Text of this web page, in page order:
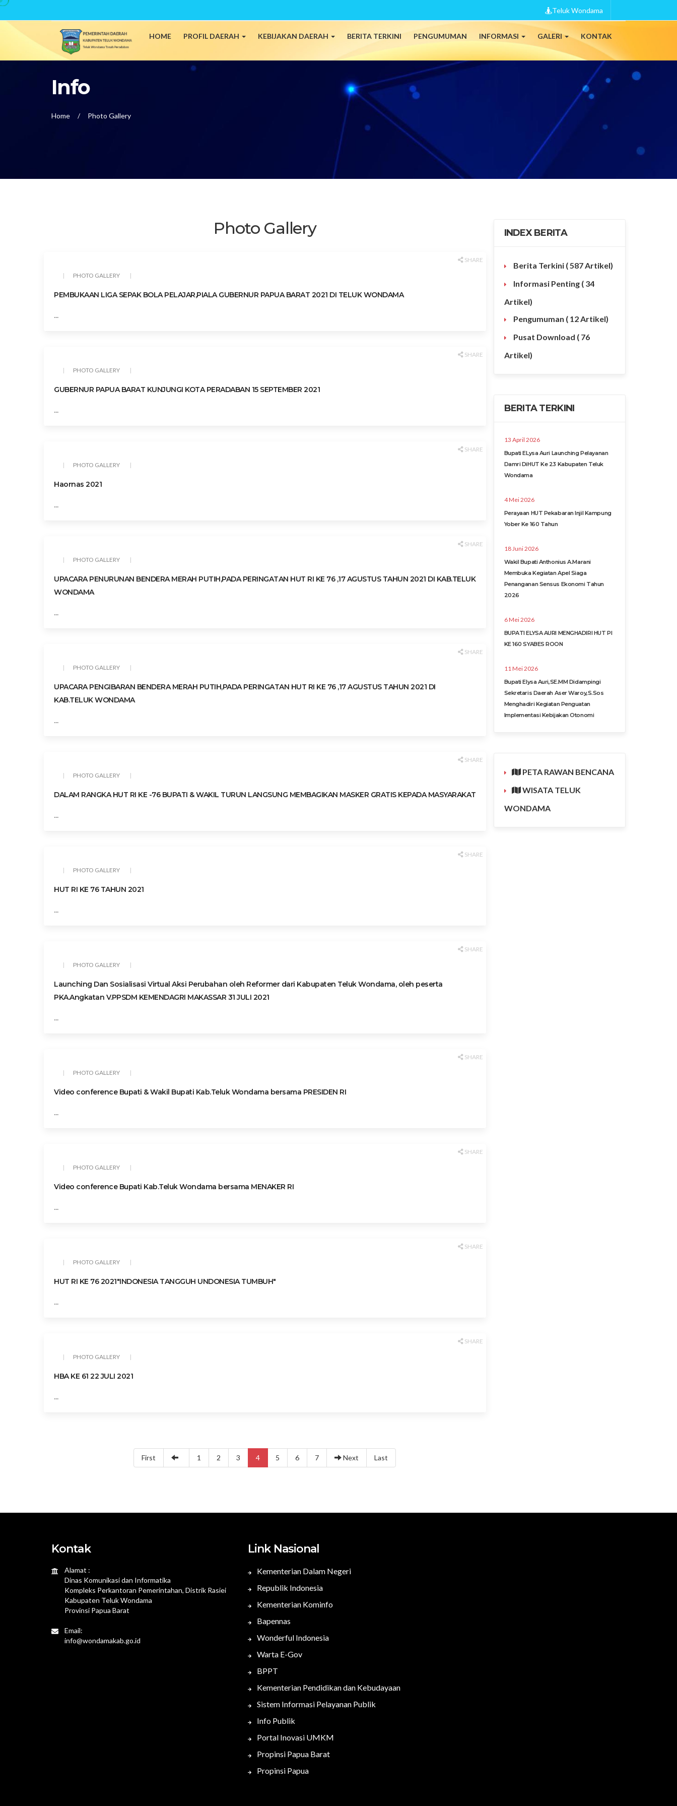
Teluk Wondama
HOME PROFIL DAERAH KEBIJAKAN DAERAH BERITA TERKINI PENGUMUMAN INFORMASI GALERI KONTAK
Info
Home Photo Gallery
Photo Gallery
SHARE
PHOTO GALLERY
PEMBUKAAN LIGA SEPAK BOLA PELAJAR,PIALA GUBERNUR PAPUA BARAT 2021 DI TELUK WONDAMA
...
SHARE
PHOTO GALLERY
GUBERNUR PAPUA BARAT KUNJUNGI KOTA PERADABAN 15 SEPTEMBER 2021
...
SHARE
PHOTO GALLERY
Haornas 2021
...
SHARE
PHOTO GALLERY
UPACARA PENURUNAN BENDERA MERAH PUTIH,PADA PERINGATAN HUT RI KE 76 ,17 AGUSTUS TAHUN 2021 DI KAB.TELUK
WONDAMA
...
SHARE
PHOTO GALLERY
UPACARA PENGIBARAN BENDERA MERAH PUTIH,PADA PERINGATAN HUT RI KE 76 ,17 AGUSTUS TAHUN 2021 DI
KAB.TELUK WONDAMA
...
SHARE
PHOTO GALLERY
DALAM RANGKA HUT RI KE -76 BUPATI & WAKIL TURUN LANGSUNG MEMBAGIKAN MASKER GRATIS KEPADA MASYARAKAT
...
SHARE
PHOTO GALLERY
HUT RI KE 76 TAHUN 2021
...
SHARE
PHOTO GALLERY
Launching Dan Sosialisasi Virtual Aksi Perubahan oleh Reformer dari Kabupaten Teluk Wondama, oleh peserta
PKA.Angkatan V.PPSDM KEMENDAGRI MAKASSAR 31 JULI 2021
...
SHARE
PHOTO GALLERY
Video conference Bupati & Wakil Bupati Kab.Teluk Wondama bersama PRESIDEN RI
...
SHARE
PHOTO GALLERY
Video conference Bupati Kab.Teluk Wondama bersama MENAKER RI
...
SHARE
PHOTO GALLERY
HUT RI KE 76 2021"INDONESIA TANGGUH UNDONESIA TUMBUH"
...
SHARE
PHOTO GALLERY
HBA KE 61 22 JULI 2021
...
First 1 2 3 4 5 6 7 Next Last
INDEX BERITA
Berita Terkini ( 587 Artikel)
Informasi Penting ( 34
Artikel)
Pengumuman ( 12 Artikel)
Pusat Download ( 76
Artikel)
BERITA TERKINI
13 April 2026
Bupati ELysa Auri Launching Pelayanan
Damri DiHUT Ke 23 Kabupaten Teluk
Wondama
4 Mei 2026
Perayaan HUT Pekabaran Injil Kampung
Yober Ke 160 Tahun
18 Juni 2026
Wakil Bupati Anthonius A.Marani
Membuka Kegiatan Apel Siaga
Penanganan Sensus Ekonomi Tahun
2026
6 Mei 2026
BUPATI ELYSA AURI MENGHADIRI HUT PI
KE 160 SYABES ROON
11 Mei 2026
Bupati Elysa Auri,SE.MM Didampingi
Sekretaris Daerah Aser Waroy,S.Sos
Menghadiri Kegiatan Penguatan
Implementasi Kebijakan Otonomi
PETA RAWAN BENCANA
WISATA TELUK
WONDAMA
Kontak
Alamat :
Dinas Komunikasi dan Informatika
Kompleks Perkantoran Pemerintahan, Distrik Rasiei
Kabupaten Teluk Wondama
Provinsi Papua Barat
Email:
info@wondamakab.go.id
Link Nasional
Kementerian Dalam Negeri
Republik Indonesia
Kementerian Kominfo
Bapennas
Wonderful Indonesia
Warta E-Gov
BPPT
Kementerian Pendidikan dan Kebudayaan
Sistem Informasi Pelayanan Publik
Info Publik
Portal Inovasi UMKM
Propinsi Papua Barat
Propinsi Papua